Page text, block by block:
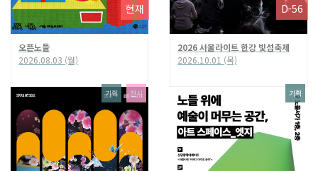
현재
오픈노들
2026.08.03 (월)
D-56
2026 서울라이트 한강 빛섬축제
2026.10.01 (목)
기획 전시 기획